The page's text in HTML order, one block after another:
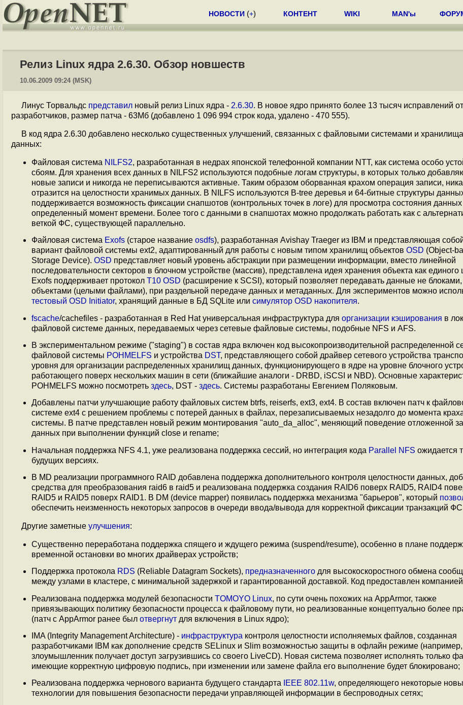
НОВОСТИ (+) КОНТЕНТ WIKI MAN'ы
Релиз Linux ядра 2.6.30. Обзор новшеств
10.06.2009 09:24 (MSK)
Линус Торвальдс представил новый релиз Linux ядра - 2.6.30. В новое ядро принято более 13 тысяч исправлений
разработчиков, размер патча - 63Мб (добавлено 1 096 994 строк кода, удалено - 470 555).
В код ядра 2.6.30 добавлено несколько существенных улучшений, связанных с файловыми системами и
данных:
Файловая система NILFS2, разработанная в недрах японской телефонной компании NTT, как система особо
сбоям. Для хранения всех данных в NILFS2 используются подобные логам структуры, в которых только
новые записи и никогда не переписываются активные. Таким образом оборванная крахом операция записи,
отразится на целостности хранимых данных. В NILFS используются B-tree деревья и 64-битные структуры
поддерживается возможность фиксации снапшотов (контрольных точек в логе) для просмотра состояния
определенный момент времени. Более того с данными в снапшотах можно продолжать работать как с
веткой ФС, существующей параллельно.
Файловая система Exofs (старое название osdfs), разработанная Avishay Traeger из IBM и представляющая
вариант файловой системы ext2, адаптированный для работы с новым типом хранилищ объектов OSD (Object-
Storage Device). OSD представляет новый уровень абстракции при размещении информации, вместо линейной
последовательности секторов в блочном устройстве (массив), представлена идея хранения объекта как единого
Exofs поддерживает протокол T10 OSD (расширение к SCSI), который позволяет передавать данные не блоками,
объектами (целыми файлами), при раздельной передаче данных и метаданных. Для экспериментов можно
тестовый OSD Initiator, хранящий данные в БД SQLite или симулятор OSD накопителя.
fscache/cachefiles - разработанная в Red Hat универсальная инфраструктура для организации кэширования в
файловой системе данных, передаваемых через сетевые файловые системы, подобные NFS и AFS.
В экспериментальном режиме ("staging") в состав ядра включен код высокопроизводительной распределенной
файловой системы POHMELFS и устройства DST, представляющего собой драйвер сетевого устройства
уровня для организации распределенных хранилищ данных, функционирующего в ядре на уровне блочного
работающего поверх нескольких машин в сети (ближайшие аналоги - DRBD, iSCSI и NBD). Основные
POHMELFS можно посмотреть здесь, DST - здесь. Системы разработаны Евгением Поляковым.
Добавлены патчи улучшающие работу файловых систем btrfs, reiserfs, ext3, ext4. В состав включен патч к
системе ext4 с решением проблемы с потерей данных в файлах, перезаписываемых незадолго до момента
системы. В патче представлен новый режим монтирования "auto_da_alloc", меняющий поведение отложенной
данных при выполнении функций close и rename;
Начальная поддержка NFS 4.1, уже реализована поддержка сессий, но интеграция кода Parallel NFS ожидается
будущих версиях.
В MD реализации программного RAID добавлена поддержка дополнительного контроля целостности данных,
средства для преобразования raid6 в raid5 и реализована поддержка создания RAID6 поверх RAID5, RAID4
RAID5 и RAID5 поверх RAID1. В DM (device mapper) появилась поддержка механизма "барьеров", который
обеспечить неизменность некоторых запросов в очереди ввода/вывода для корректной фиксации транзакций
Другие заметные улучшения:
Существенно переработана поддержка спящего и ждущего режима (suspend/resume), особенно в плане
временной остановки во многих драйверах устройств;
Поддержка протокола RDS (Reliable Datagram Sockets), предназначенного для высокоскоростного обмена
между узлами в кластере, с минимальной задержкой и гарантированной доставкой. Код предоставлен
Реализована поддержка модулей безопасности TOMOYO Linux, по сути очень похожих на AppArmor, также
привязывающих политику безопасности процесса к файловому пути, но реализованные концептуально более
(патч с AppArmor ранее был отвергнут для включения в Linux ядро);
IMA (Integrity Management Architecture) - инфраструктура контроля целостности исполняемых файлов, созданная
разработчиками IBM как дополнение средств SELinux и Slim возможностью защиты в офлайн режиме (например,
злоумышленник получает доступ загрузившись со своего LiveCD). Новая система позволяет исполнять только
имеющие корректную цифровую подпись, при изменении или замене файла его выполнение будет блокировано;
Реализована поддержка чернового варианта будущего стандарта
IEEE 802.11w, определяющего некоторые
технологии для повышения безопасности передачи управляющей информации в беспроводных сетях;